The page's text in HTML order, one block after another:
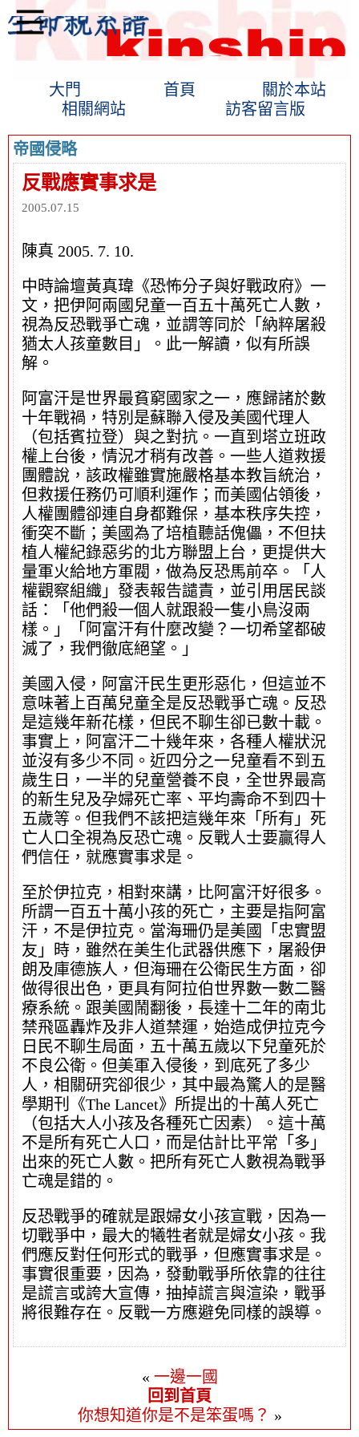
大門 首頁
關於本站
相關網站
訪客留言版
帝國侵略
反戰應實事求是
2005.07.15
陳真 2005. 7. 10.
中時論壇黃真瑋《恐怖分子與好戰政府》一
文，把伊阿兩國兒童一百五十萬死亡人數，
視為反恐戰爭亡魂，並謂等同於「納粹屠殺
猶太人孩童數目」。此一解讀，似有所誤
解。
阿富汗是世界最貧窮國家之一，應歸諸於數
十年戰禍，特別是蘇聯入侵及美國代理人
（包括賓拉登）與之對抗。一直到塔立班政
權上台後，情況才稍有改善。一些人道救援
團體說，該政權雖實施嚴格基本教旨統治，
但救援任務仍可順利運作；而美國佔領後，
人權團體卻連自身都難保，基本秩序失控，
衝突不斷；美國為了培植聽話傀儡，不但扶
植人權紀錄惡劣的北方聯盟上台，更提供大
量軍火給地方軍閥，做為反恐馬前卒。「人
權觀察組織」發表報告譴責，並引用居民談
話：「他們殺一個人就跟殺一隻小鳥沒兩
樣。」「阿富汗有什麼改變？一切希望都破
滅了，我們徹底絕望。」
美國入侵，阿富汗民生更形惡化，但這並不
意味著上百萬兒童全是反恐戰爭亡魂。反恐
是這幾年新花樣，但民不聊生卻已數十載。
事實上，阿富汗二十幾年來，各種人權狀況
並沒有多少不同。近四分之一兒童看不到五
歲生日，一半的兒童營養不良，全世界最高
的新生兒及孕婦死亡率、平均壽命不到四十
五歲等。但我們不該把這幾年來「所有」死
亡人口全視為反恐亡魂。反戰人士要贏得人
們信任，就應實事求是。
至於伊拉克，相對來講，比阿富汗好很多。
所謂一百五十萬小孩的死亡，主要是指阿富
汗，不是伊拉克。當海珊仍是美國「忠實盟
友」時，雖然在美生化武器供應下，屠殺伊
朗及庫德族人，但海珊在公衛民生方面，卻
做得很出色，更具有阿拉伯世界數一數二醫
療系統。跟美國鬧翻後，長達十二年的南北
禁飛區轟炸及非人道禁運，始造成伊拉克今
日民不聊生局面，五十萬五歲以下兒童死於
不良公衛。但美軍入侵後，到底死了多少
人，相關研究卻很少，其中最為驚人的是醫
學期刊《The Lancet》所提出的十萬人死亡
（包括大人小孩及各種死亡因素）。這十萬
不是所有死亡人口，而是估計比平常「多」
出來的死亡人數。把所有死亡人數視為戰爭
亡魂是錯的。
反恐戰爭的確就是跟婦女小孩宣戰，因為一
切戰爭中，最大的犧牲者就是婦女小孩。我
們應反對任何形式的戰爭，但應實事求是。
事實很重要，因為，發動戰爭所依靠的往往
是謊言或誇大宣傳，抽掉謊言與渲染，戰爭
將很難存在。反戰一方應避免同樣的誤導。
« 一邊一國
回到首頁
你想知道你是不是笨蛋嗎？ »